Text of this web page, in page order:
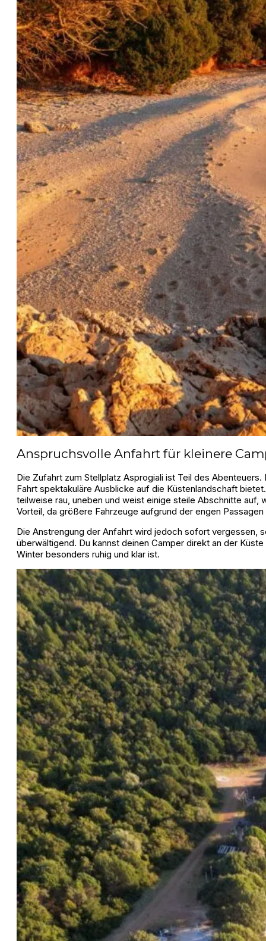
Anspruchsvolle Anfahrt für kleinere
Die Zufahrt zum Stellplatz Asprogiali ist Teil des
Fahrt spektakuläre Ausblicke auf die Küstenlandschaft
teilweise rau, uneben und weist einige steile Abschnitte
Vorteil, da größere Fahrzeuge aufgrund der engen
Die Anstrengung der Anfahrt wird jedoch sofort vergessen,
überwältigend. Du kannst deinen Camper direkt an der
Winter besonders ruhig und klar ist.